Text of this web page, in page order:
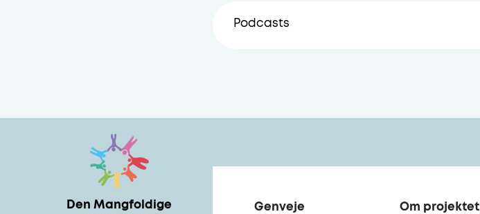
Frederikke Skaaning Knage fra DPU
Podcasts
Den Mangfoldige
Genveje Om projektet